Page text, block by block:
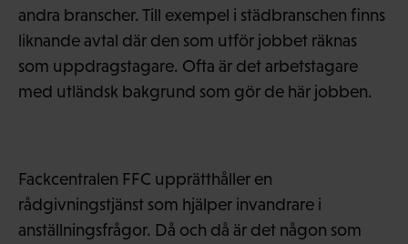
andra branscher. Till exempel i städbranschen finns
liknande avtal där den som utför jobbet räknas
som uppdragstagare. Ofta är det arbetstagare
med utländsk bakgrund som gör de här jobben.
Fackcentralen FFC upprätthåller en
rådgivningstjänst som hjälper invandrare i
anställningsfrågor. Då och då är det någon som